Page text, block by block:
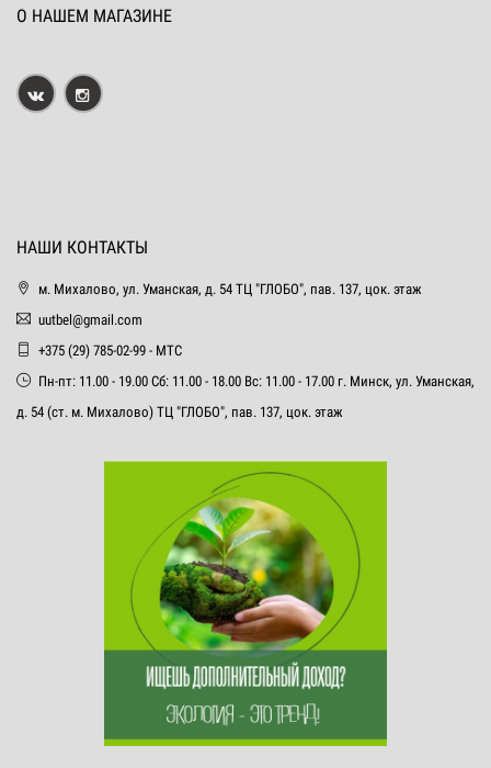
О НАШЕМ МАГАЗИНЕ
НАШИ КОНТАКТЫ
м. Михалово, ул. Уманская, д. 54 ТЦ "ГЛОБО", пав. 137, цок. этаж
uutbel@gmail.com
+375 (29) 785-02-99 - МТС
Пн-пт: 11.00 - 19.00 Сб: 11.00 - 18.00 Вс: 11.00 - 17.00 г. Минск, ул. Уманская,
д. 54 (ст. м. Михалово) ТЦ "ГЛОБО", пав. 137, цок. этаж